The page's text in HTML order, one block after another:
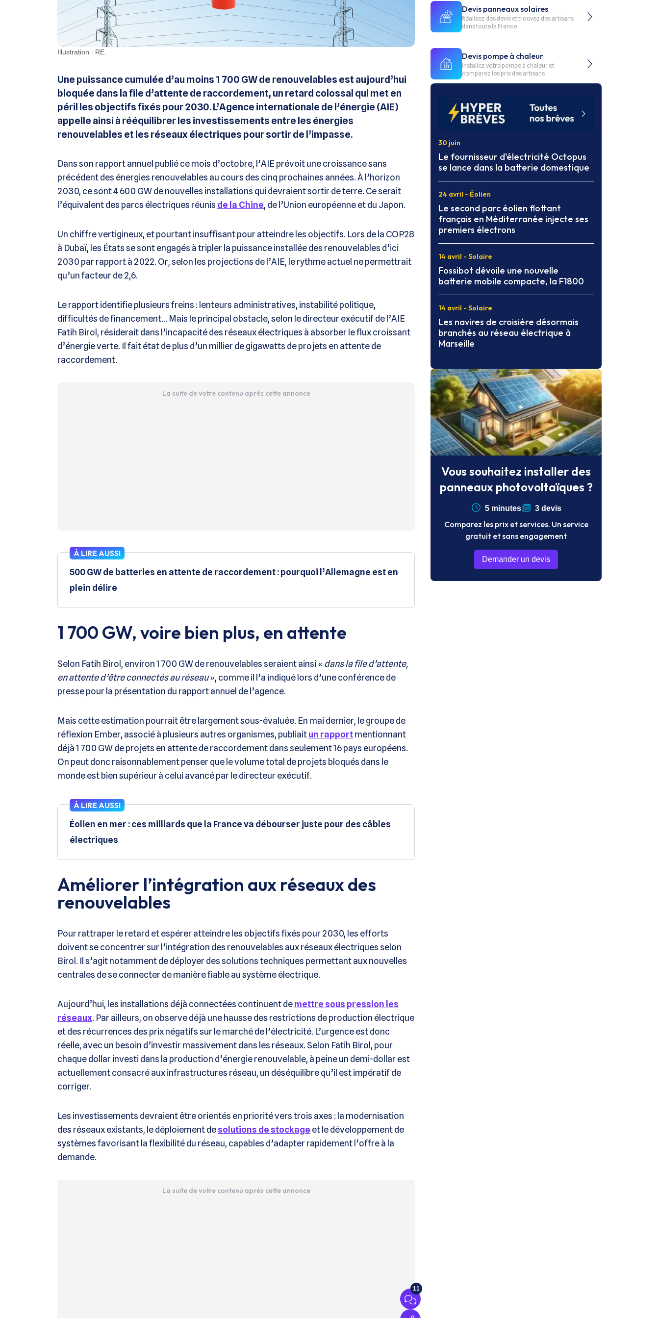
Illustration : RE.
Une puissance cumulée d’au moins 1 700 GW de renouvelables est aujourd’hui
bloquée dans la file d’attente de raccordement, un retard colossal qui met en
péril les objectifs fixés pour 2030. L’Agence internationale de l’énergie (AIE)
appelle ainsi à rééquilibrer les investissements entre les énergies
renouvelables et les réseaux électriques pour sortir de l’impasse.
Dans son rapport annuel publié ce mois d’octobre, l’AIE prévoit une croissance sans
précédent des énergies renouvelables au cours des cinq prochaines années. À l’horizon
2030, ce sont 4 600 GW de nouvelles installations qui devraient sortir de terre. Ce serait
l’équivalent des parcs électriques réunis de la Chine, de l’Union européenne et du Japon.
Un chiffre vertigineux, et pourtant insuffisant pour atteindre les objectifs. Lors de la COP28
à Dubaï, les États se sont engagés à tripler la puissance installée des renouvelables d’ici
2030 par rapport à 2022. Or, selon les projections de l’AIE, le rythme actuel ne permettrait
qu’un facteur de 2,6.
Le rapport identifie plusieurs freins : lenteurs administratives, instabilité politique,
difficultés de financement… Mais le principal obstacle, selon le directeur exécutif de l’AIE
Fatih Birol, résiderait dans l’incapacité des réseaux électriques à absorber le flux croissant
d’énergie verte. Il fait état de plus d’un millier de gigawatts de projets en attente de
raccordement.
La suite de votre contenu après cette annonce
À LIRE AUSSI
500 GW de batteries en attente de raccordement : pourquoi l’Allemagne est en
plein délire
1 700 GW, voire bien plus, en attente
Selon Fatih Birol, environ 1 700 GW de renouvelables seraient ainsi « dans la file d’attente,
en attente d’être connectés au réseau», comme il l’a indiqué lors d’une conférence de
presse pour la présentation du rapport annuel de l’agence.
Mais cette estimation pourrait être largement sous-évaluée. En mai dernier, le groupe de
réflexion Ember, associé à plusieurs autres organismes, publiaitun rapportmentionnant
déjà 1 700 GW de projets en attente de raccordement dans seulement 16 pays européens.
On peut donc raisonnablement penser que le volume total de projets bloqués dans le
monde est bien supérieur à celui avancé par le directeur exécutif.
À LIRE AUSSI
Éolien en mer : ces milliards que la France va débourser juste pour des câbles
électriques
Améliorer l’intégration aux réseaux des
renouvelables
Pour rattraper le retard et espérer atteindre les objectifs fixés pour 2030, les efforts
doivent se concentrer sur l’intégration des renouvelables aux réseaux électriques selon
Birol. Il s’agit notamment de déployer des solutions techniques permettant aux nouvelles
centrales de se connecter de manière fiable au système électrique.
Aujourd’hui, les installations déjà connectées continuent demettre sous pression les
réseaux. Par ailleurs, on observe déjà une hausse des restrictions de production électrique
et des récurrences des prix négatifs sur le marché de l’électricité. L’urgence est donc
réelle, avec un besoin d’investir massivement dans les réseaux. Selon Fatih Birol, pour
chaque dollar investi dans la production d’énergie renouvelable, à peine un demi-dollar est
actuellement consacré aux infrastructures réseau, un déséquilibre qu’il est impératif de
corriger.
Les investissements devraient être orientés en priorité vers trois axes : la modernisation
des réseaux existants, le déploiement desolutions de stockage et le développement de
systèmes favorisant la flexibilité du réseau, capables d’adapter rapidement l’offre à la
demande.
La suite de votre contenu après cette annonce
11
Devis panneaux solaires
Réalisez des devis et trouvez des artisans
dans toute la France
Devis pompe à chaleur
Installez votre pompe à chaleur et
comparez les prix des artisans
30 juin
Le fournisseur d'électricité Octopus
se lance dans la batterie domestique
24 avril - Éolien
Le second parc éolien flottant
français en Méditerranée injecte ses
premiers électrons
14 avril - Solaire
Fossibot dévoile une nouvelle
batterie mobile compacte, la F1800
14 avril - Solaire
Les navires de croisière désormais
branchés au réseau électrique à
Marseille
Vous souhaitez installer des
panneaux photovoltaïques ?
5 minutes 3 devis
Comparez les prix et services. Un service
gratuit et sans engagement
Demander un devis